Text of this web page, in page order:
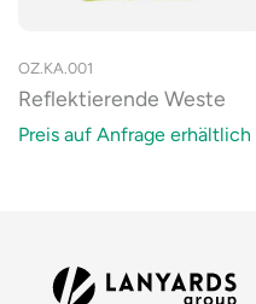
OZ.KA.001
Reflektierende Weste
Preis auf Anfrage erhältlich